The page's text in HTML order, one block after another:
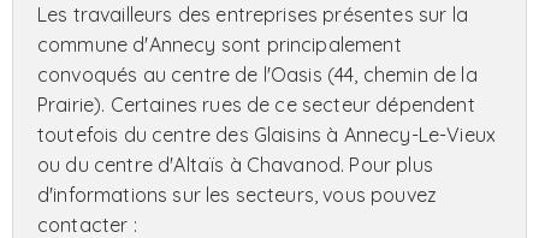
Les travailleurs des entreprises présentes sur la
commune d'Annecy sont principalement
convoqués au centre de l'Oasis (44, chemin de la
Prairie). Certaines rues de ce secteur dépendent
toutefois du centre des Glaisins à Annecy-Le-Vieux
ou du centre d'Altaïs à Chavanod. Pour plus
d'informations sur les secteurs, vous pouvez
contacter :